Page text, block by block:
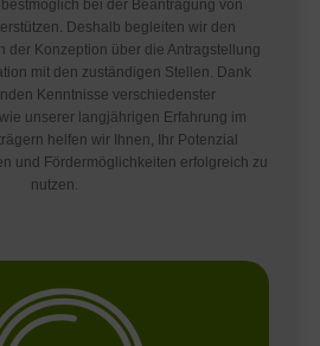
bei der Beantragung von
Deshalb begleiten wir den
der Konzeption über die Antragstellung
mit den zuständigen Stellen. Dank
Kenntnisse verschiedenster
unserer langjährigen Erfahrung im
helfen wir Ihnen, Ihr Potenzial
und Fördermöglichkeiten erfolgreich zu
nutzen.